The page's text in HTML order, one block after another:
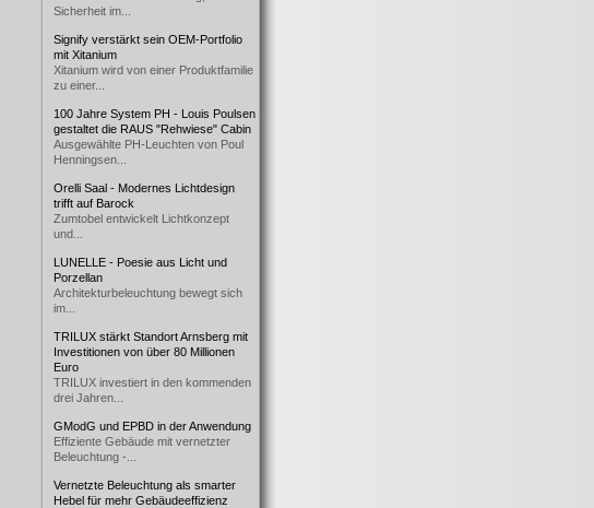
Sicherheit im...
Signify verstärkt sein OEM-Portfolio
mit Xitanium
Xitanium wird von einer Produktfamilie
zu einer...
100 Jahre System PH - Louis Poulsen
gestaltet die RAUS "Rehwiese" Cabin
Ausgewählte PH-Leuchten von Poul
Henningsen...
Orelli Saal - Modernes Lichtdesign
trifft auf Barock
Zumtobel entwickelt Lichtkonzept
und...
LUNELLE - Poesie aus Licht und
Porzellan
Architekturbeleuchtung bewegt sich
im...
TRILUX stärkt Standort Arnsberg mit
Investitionen von über 80 Millionen
Euro
TRILUX investiert in den kommenden
drei Jahren...
GModG und EPBD in der Anwendung
Effiziente Gebäude mit vernetzter
Beleuchtung -...
Vernetzte Beleuchtung als smarter
Hebel für mehr Gebäudeeffizienz